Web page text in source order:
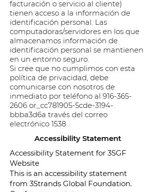
facturación o servicio al cliente)
tienen acceso a la información de
identificación personal. Las
computadoras/servidores en los que
almacenamos información de
identificación personal se mantienen
en un entorno seguro.
Si cree que no cumplimos con esta
política de privacidad, debe
comunicarse con nosotros de
inmediato por teléfono al 916-365-
2606 or_cc781905-5cde-3194-
bbba3d6a través del correo
electrónico 1538 .
Accessibility Statement
Accessibility Statement for 3SGF
Website
This is an accessibility statement
from 3Strands Global Foundation.